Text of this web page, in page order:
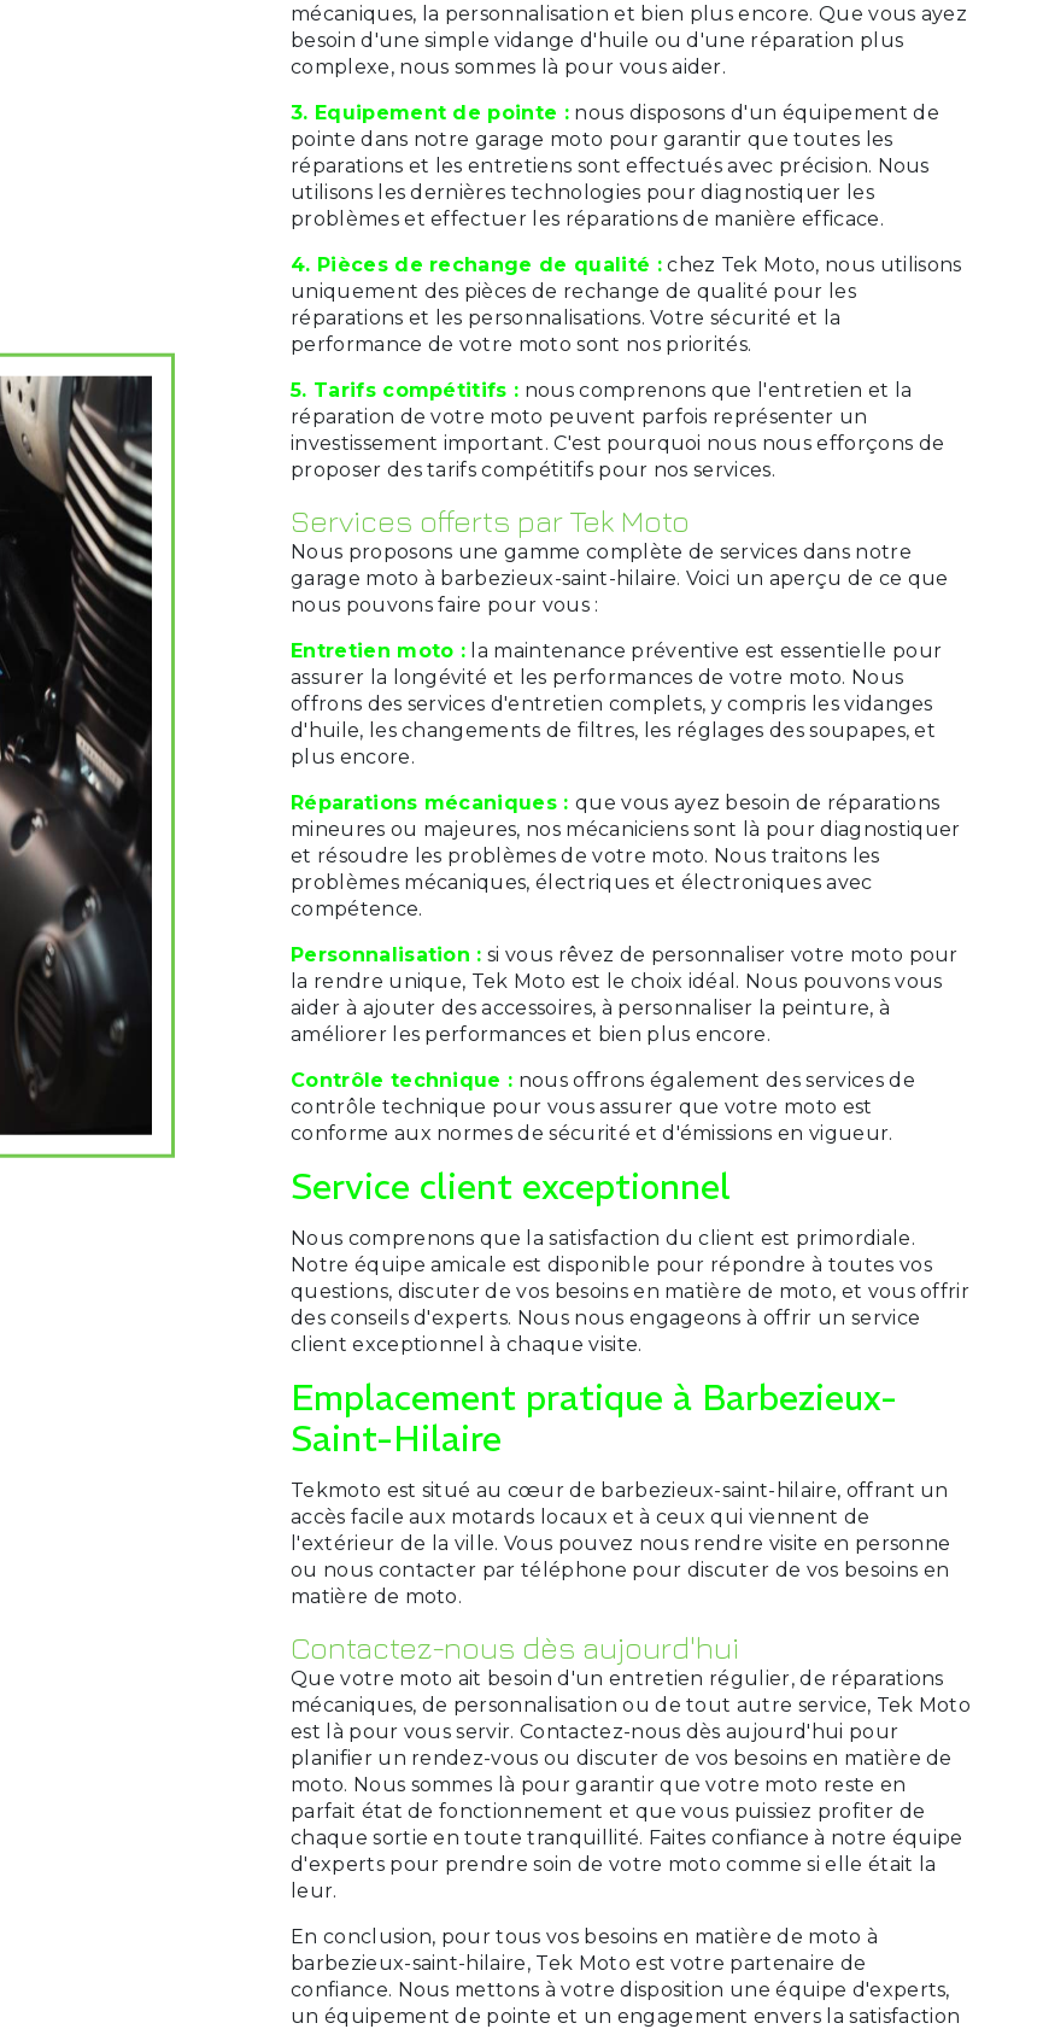
mécaniques, la personnalisation et bien plus encore. Que vous ayez
besoin d'une simple vidange d'huile ou d'une réparation plus
complexe, nous sommes là pour vous aider.
3. Equipement de pointe : nous disposons d'un équipement de
pointe dans notre garage moto pour garantir que toutes les
réparations et les entretiens sont effectués avec précision. Nous
utilisons les dernières technologies pour diagnostiquer les
problèmes et effectuer les réparations de manière efficace.
4. Pièces de rechange de qualité :chez Tek Moto, nous utilisons
uniquement des pièces de rechange de qualité pour les
réparations et les personnalisations. Votre sécurité et la
performance de votre moto sont nos priorités.
5. Tarifs compétitifs : nous comprenons que l'entretien et la
réparation de votre moto peuvent parfois représenter un
investissement important. C'est pourquoi nous nous efforçons de
proposer des tarifs compétitifs pour nos services.
Services offerts par Tek Moto
Nous proposons une gamme complète de services dans notre
garage moto à barbezieux-saint-hilaire. Voici un aperçu de ce que
nous pouvons faire pour vous :
Entretien moto : la maintenance préventive est essentielle pour
assurer la longévité et les performances de votre moto. Nous
offrons des services d'entretien complets, y compris les vidanges
d'huile, les changements de filtres, les réglages des soupapes, et
plus encore.
Réparations mécaniques : que vous ayez besoin de réparations
mineures ou majeures, nos mécaniciens sont là pour diagnostiquer
et résoudre les problèmes de votre moto. Nous traitons les
problèmes mécaniques, électriques et électroniques avec
compétence.
Personnalisation : si vous rêvez de personnaliser votre moto pour
la rendre unique, Tek Moto est le choix idéal. Nous pouvons vous
aider à ajouter des accessoires, à personnaliser la peinture, à
améliorer les performances et bien plus encore.
Contrôle technique : nous offrons également des services de
contrôle technique pour vous assurer que votre moto est
conforme aux normes de sécurité et d'émissions en vigueur.
Service client exceptionnel
Nous comprenons que la satisfaction du client est primordiale.
Notre équipe amicale est disponible pour répondre à toutes vos
questions, discuter de vos besoins en matière de moto, et vous offrir
des conseils d'experts. Nous nous engageons à offrir un service
client exceptionnel à chaque visite.
Emplacement pratique à Barbezieux-
Saint-Hilaire
Tekmoto est situé au cœur de barbezieux-saint-hilaire, offrant un
accès facile aux motards locaux et à ceux qui viennent de
l'extérieur de la ville. Vous pouvez nous rendre visite en personne
ou nous contacter par téléphone pour discuter de vos besoins en
matière de moto.
Contactez-nous dès aujourd'hui
Que votre moto ait besoin d'un entretien régulier, de réparations
mécaniques, de personnalisation ou de tout autre service, Tek Moto
est là pour vous servir. Contactez-nous dès aujourd'hui pour
planifier un rendez-vous ou discuter de vos besoins en matière de
moto. Nous sommes là pour garantir que votre moto reste en
parfait état de fonctionnement et que vous puissiez profiter de
chaque sortie en toute tranquillité. Faites confiance à notre équipe
d'experts pour prendre soin de votre moto comme si elle était la
leur.
En conclusion, pour tous vos besoins en matière de moto à
barbezieux-saint-hilaire, Tek Moto est votre partenaire de
confiance. Nous mettons à votre disposition une équipe d'experts,
un équipement de pointe et un engagement envers la satisfaction